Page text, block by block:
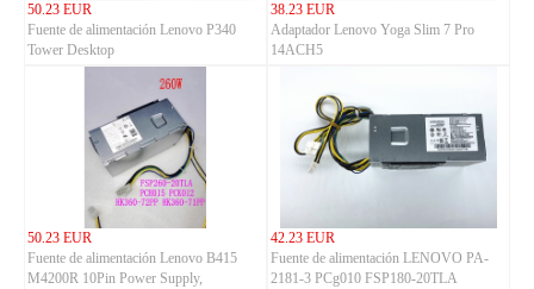
50.23 EUR
Fuente de alimentación Lenovo P340
Tower Desktop
38.23 EUR
Adaptador Lenovo Yoga Slim 7 Pro
14ACH5
50.23 EUR
Fuente de alimentación Lenovo B415
M4200R 10Pin Power Supply,
42.23 EUR
Fuente de alimentación LENOVO PA-
2181-3 PCg010 FSP180-20TLA